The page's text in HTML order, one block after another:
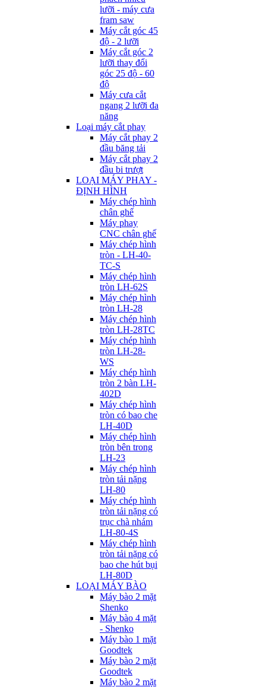
lưỡi - máy cưa
fram saw
Máy cắt góc 45
độ - 2 lưỡi
Máy cắt góc 2
lưỡi thay đổi
góc 25 độ - 60
độ
Máy cưa cắt
ngang 2 lưỡi đa
năng
Loại máy cắt phay
Máy cắt phay 2
đầu băng tải
Máy cắt phay 2
đầu bi trượt
LOẠI MÁY PHAY -
ĐỊNH HÌNH
Máy chép hình
chân ghế
Máy phay
CNC chân ghế
Máy chép hình
tròn - LH-40-
TC-S
Máy chép hình
tròn LH-62S
Máy chép hình
tròn LH-28
Máy chép hình
tròn LH-28TC
Máy chép hình
tròn LH-28-
WS
Máy chép hình
tròn 2 bàn LH-
402D
Máy chép hình
tròn có bao che
LH-40D
Máy chép hình
tròn bên trong
LH-23
Máy chép hình
tròn tải nặng
LH-80
Máy chép hình
tròn tải nặng có
trục chà nhám
LH-80-4S
Máy chép hình
tròn tải nặng có
bao che hút bụi
LH-80D
LOẠI MÁY BÀO
Máy bào 2 mặt
Shenko
Máy bào 4 mặt
- Shenko
Máy bào 1 mặt
Goodtek
Máy bào 2 mặt
Goodtek
Máy bào 2 mặt